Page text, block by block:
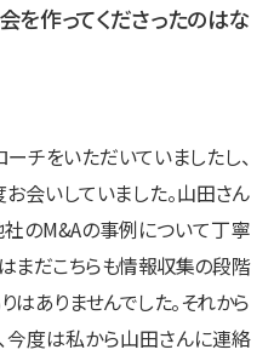
を作ってくださったのはな
チをいただいていましたし、
会いしていました。山田さん
社のM&Aの事例について丁寧
まだこちらも情報収集の段階
ありませんでした。それから
今度は私から山田さんに連絡